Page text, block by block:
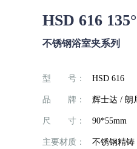
HSD 616
不锈钢浴室夹系列
型 号： HSD 616
品 牌： 辉士达 / 朗
尺 寸： 90*55mm
主要材质： 不锈钢精铸